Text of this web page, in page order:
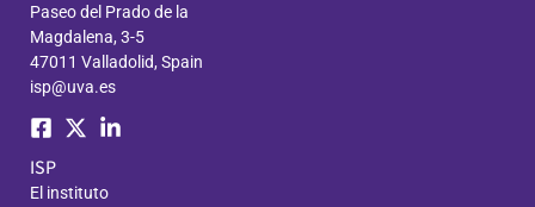
Paseo del Prado de la
Magdalena, 3-5
47011 Valladolid, Spain
isp@uva.es
ISP
El instituto